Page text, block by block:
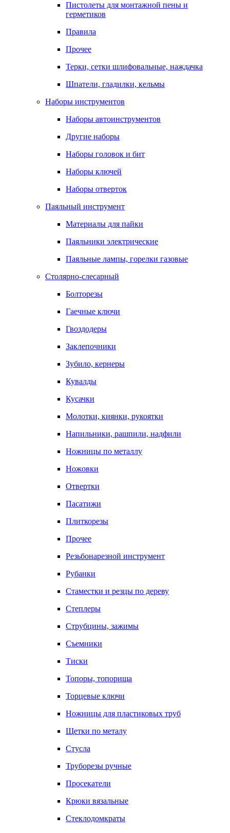
Пистолеты для монтажной пены и
герметиков
Правила
Прочее
Терки, сетки шлифовальные, наждачка
Шпатели, гладилки, кельмы
Наборы инструментов
Наборы автоинструментов
Другие наборы
Наборы головок и бит
Наборы ключей
Наборы отверток
Паяльный инструмент
Материалы для пайки
Паяльники электрические
Паяльные лампы, горелки газовые
Столярно-слесарный
Болторезы
Гаечные ключи
Гвоздодеры
Заклепочники
Зубило, кернеры
Кувалды
Кусачки
Молотки, киянки, рукоятки
Напильники, рашпили, надфили
Ножницы по металлу
Ножовки
Отвертки
Пасатижи
Плиткорезы
Прочее
Резьбонарезной инструмент
Рубанки
Стаместки и резцы по дереву
Степлеры
Струбцины, зажимы
Съемники
Тиски
Топоры, топорища
Торцевые ключи
Ножницы для пластиковых труб
Щетки по металу
Стусла
Труборезы ручные
Просекатели
Крюки вязальные
Стеклодомкраты